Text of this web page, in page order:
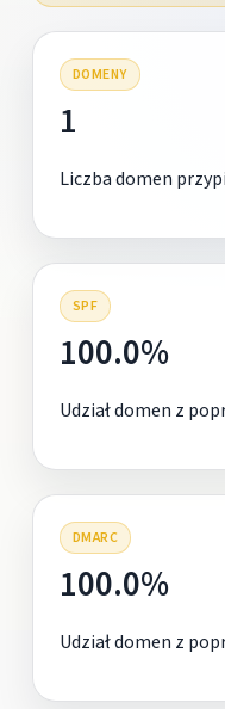
DOMENY
1
Liczba domen
SPF
100.0%
Udział domen z
DMARC
100.0%
Udział domen z